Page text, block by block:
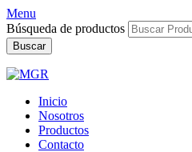
Menu
Búsqueda de productos
Buscar
Inicio
Nosotros
Productos
Contacto